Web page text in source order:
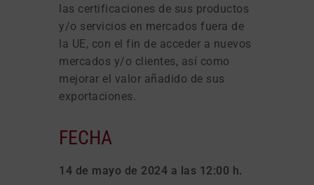
las certificaciones de sus productos
y/o servicios en mercados fuera de
la UE, con el fin de acceder a nuevos
mercados y/o clientes, así como
mejorar el valor añadido de sus
exportaciones.
FECHA
14 de mayo de 2024 a las 12:00 h.